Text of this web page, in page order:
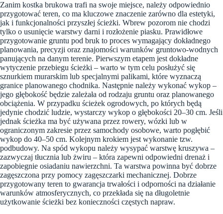
Zanim kostka brukowa trafi na swoje miejsce, należy odpowiednio
przygotować teren, co ma kluczowe znaczenie zarówno dla estetyki,
jak i funkcjonalności przyszłej ścieżki. Wbrew pozorom nie chodzi
tylko o usunięcie warstwy darni i rozłożenie piasku. Prawidłowe
przygotowanie gruntu pod bruk to proces wymagający dokładnego
planowania, precyzji oraz znajomości warunków gruntowo-wodnych
panujących na danym terenie. Pierwszym etapem jest dokładne
wytyczenie przebiegu ścieżki – warto w tym celu posłużyć się
sznurkiem murarskim lub specjalnymi palikami, które wyznaczą
granice planowanego chodnika. Następnie należy wykonać wykop –
jego głębokość będzie zależała od rodzaju gruntu oraz planowanego
obciążenia. W przypadku ścieżek ogrodowych, po których będą
jedynie chodzić ludzie, wystarczy wykop o głębokości 20–30 cm. Jeśli
jednak ścieżka ma być używana przez rowery, wózki lub w
ograniczonym zakresie przez samochody osobowe, warto pogłębić
wykop do 40–50 cm. Kolejnym krokiem jest wykonanie tzw.
podbudowy. Na spód wykopu należy wysypać warstwę kruszywa –
zazwyczaj tłucznia lub żwiru – która zapewni odpowiedni drenaż i
zapobiegnie osiadaniu nawierzchni. Ta warstwa powinna być dobrze
zagęszczona przy pomocy zagęszczarki mechanicznej. Dobrze
przygotowany teren to gwarancja trwałości i odporności na działanie
warunków atmosferycznych, co przekłada się na długoletnie
użytkowanie ścieżki bez konieczności częstych napraw.